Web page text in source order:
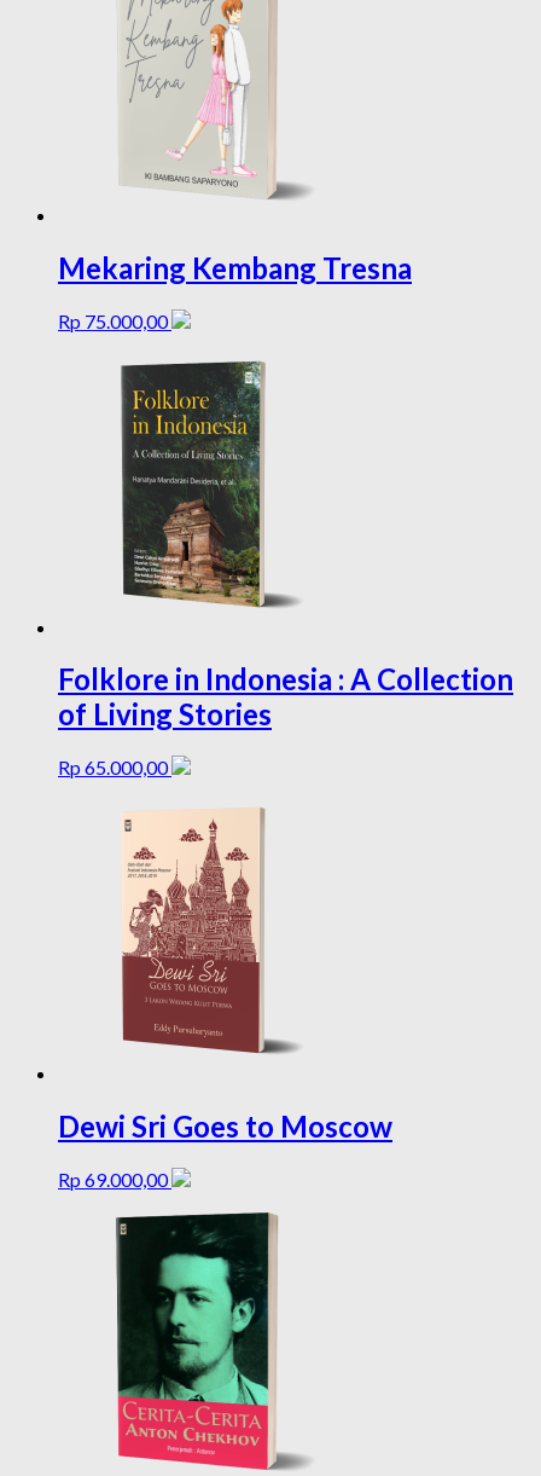
Mekaring Kembang Tresna
Rp 75.000,00
Folklore in Indonesia : A Collection
of Living Stories
Rp 65.000,00
Dewi Sri Goes to Moscow
Rp 69.000,00